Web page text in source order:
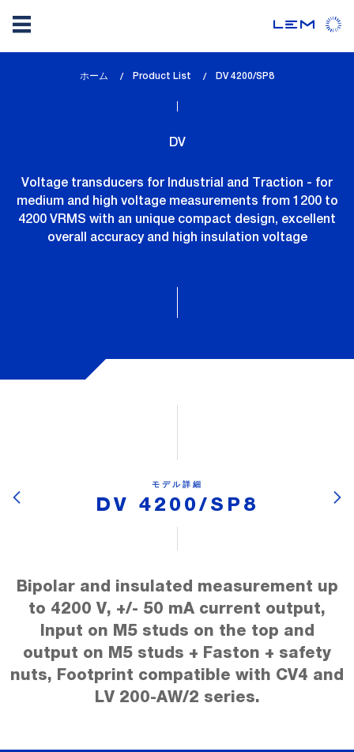
ホーム Product List
lem_current_page
DV 4200/SP8
DV
Voltage transducers for Industrial and Traction - for
medium and high voltage measurements from 1200 to
4200 VRMS with an unique compact design, excellent
overall accuracy and high insulation voltage
モデル詳細
DV 4200/SP8
Bipolar and insulated measurement up
to 4200 V, +/- 50 mA current output,
Input on M5 studs on the top and
output on M5 studs + Faston + safety
nuts, Footprint compatible with CV4 and
LV 200-AW/2 series.